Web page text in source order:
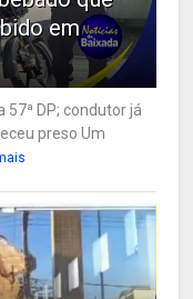
em
DP; condutor já
preso Um